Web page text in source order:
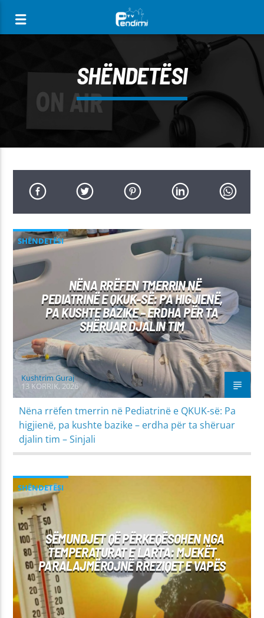
[There are no radio stations in the database]
SHËNDETËSI
SHËNDETËSI
NËNA RRËFEN TMERRIN NË
PEDIATRINË E QKUK-SË: PA HIGJIENË,
PA KUSHTE BAZIKE – ERDHA PËR TA
SHËRUAR DJALIN TIM
Kushtrim Guraj
13 KORRIK, 2026
Nëna rrëfen tmerrin në Pediatrinë e QKUK-së: Pa
higjienë, pa kushte bazike – erdha për ta shëruar
djalin tim – Sinjali
SHËNDETËSI
SËMUNDJET QË PËRKEQËSOHEN NGA
TEMPERATURAT E LARTA: MJEKËT
PARALAJMËROJNË RREZIQET E VAPËS